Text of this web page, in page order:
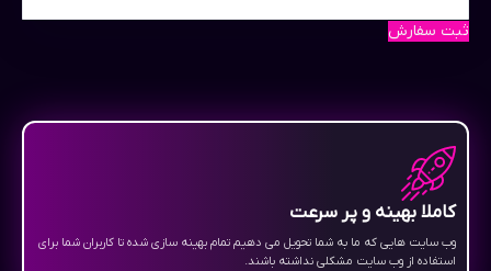
ثبت سفارش
کاملا بهینه و پر سرعت
وب سایت هایی که ما به شما تحویل می دهیم تمام بهینه سازی شده تا کاربران شما برای
استفاده از وب سایت مشکلی نداشته باشند.